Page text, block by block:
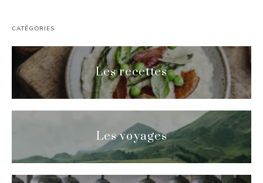
CATÉGORIES
Les recettes
Les voyages